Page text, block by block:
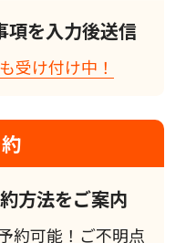
項を入力後送信
受け付け中！
方法をご案内
約可能！ご不明点